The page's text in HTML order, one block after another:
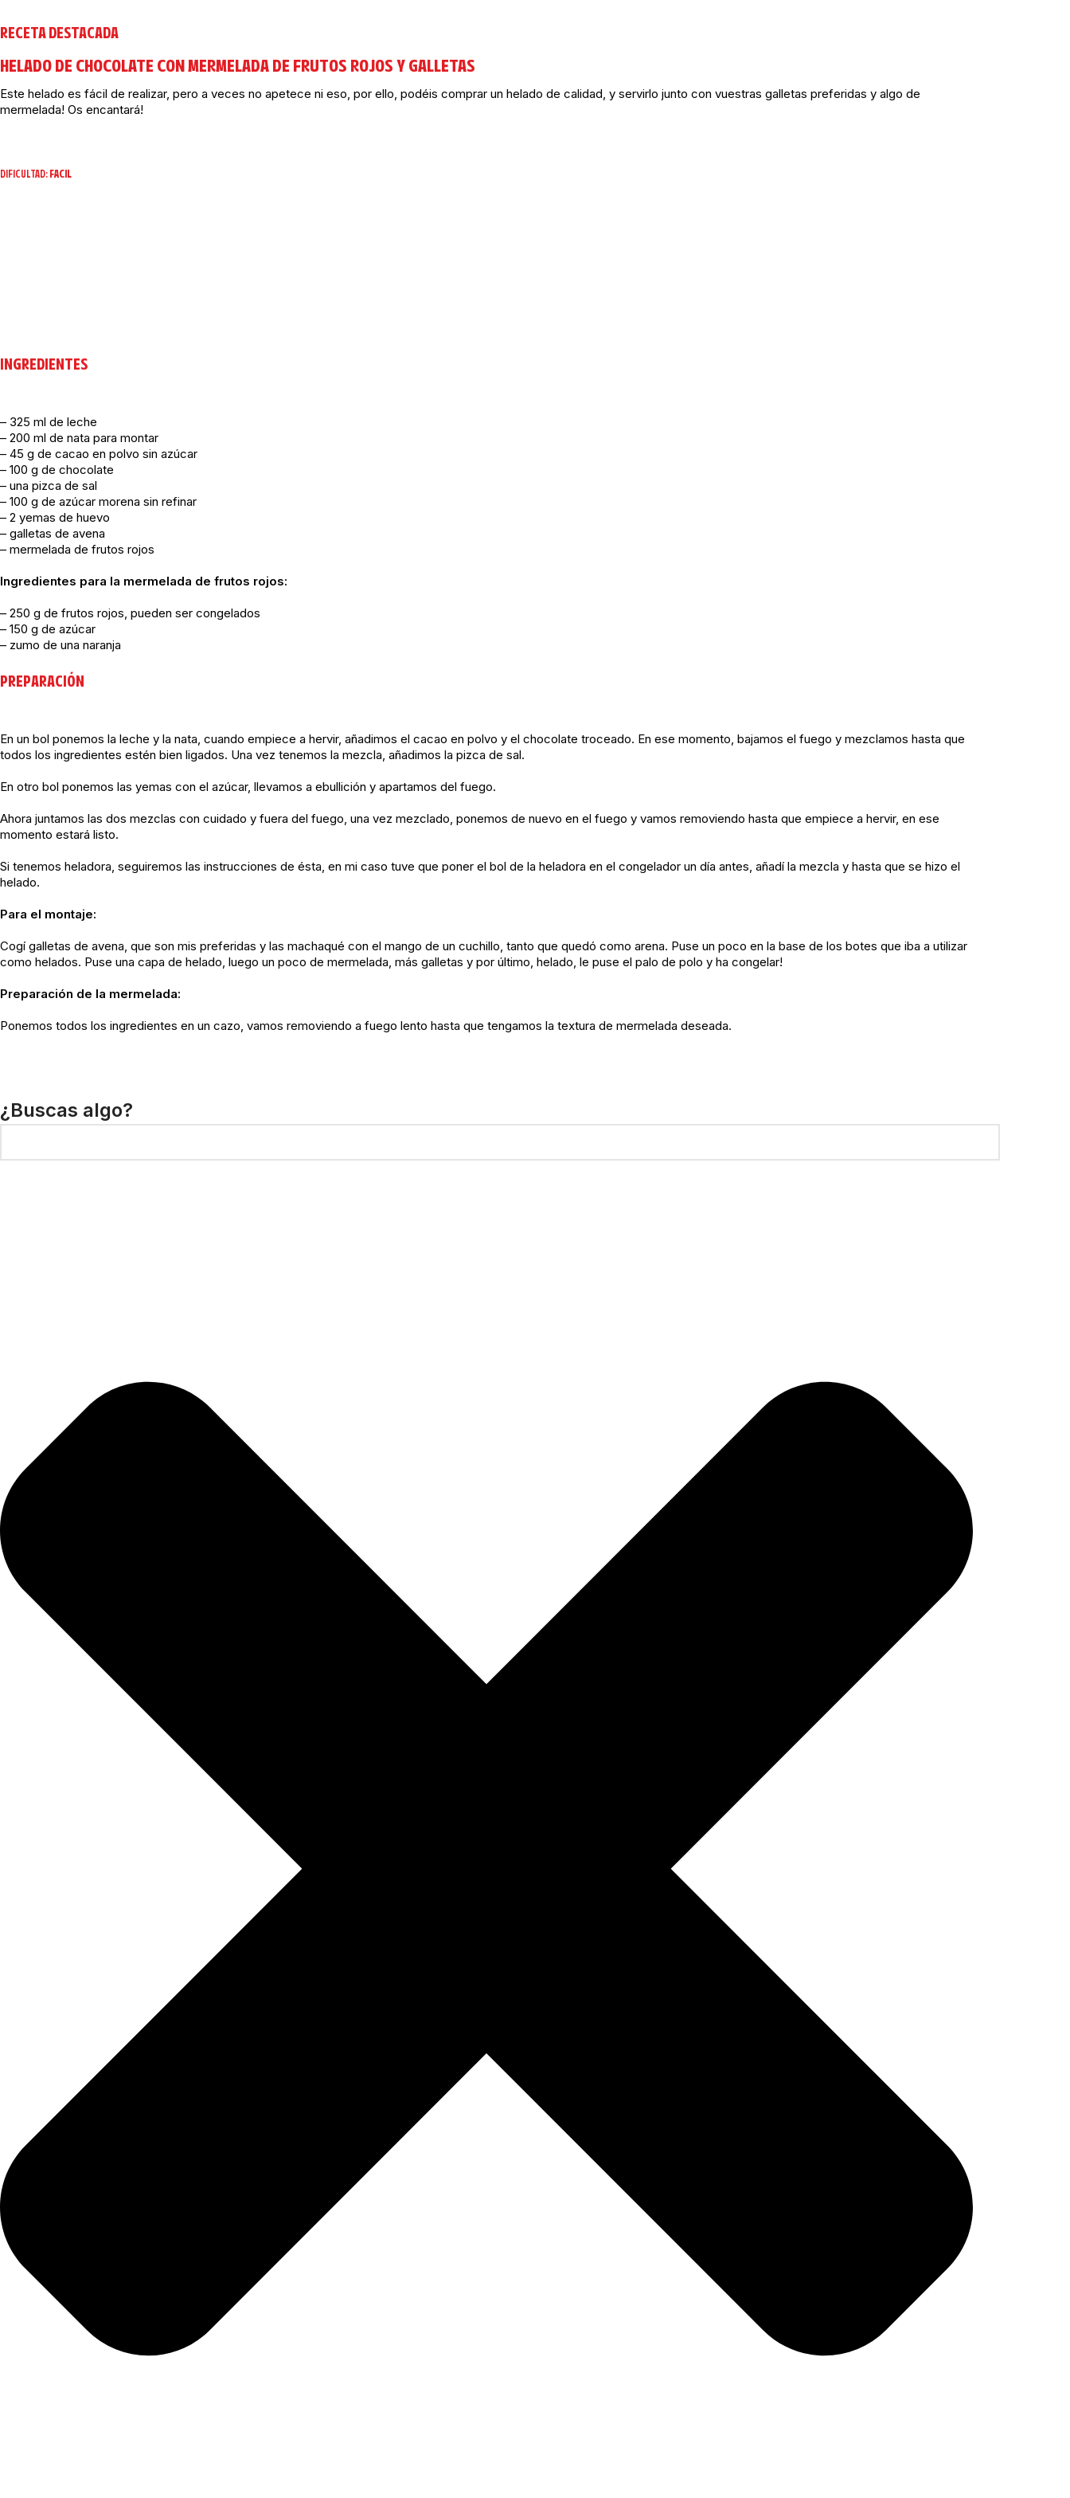
RECETA DESTACADA
HELADO DE CHOCOLATE CON MERMELADA DE FRUTOS ROJOS Y GALLETAS
Este helado es fácil de realizar, pero a veces no apetece ni eso, por ello, podéis comprar un helado de calidad, y servirlo junto con vuestras galletas preferidas y algo de
mermelada! Os encantará!
DIFICULTAD: FACIL
INGREDIENTES
– 325 ml de leche
– 200 ml de nata para montar
– 45 g de cacao en polvo sin azúcar
– 100 g de chocolate
– una pizca de sal
– 100 g de azúcar morena sin refinar
– 2 yemas de huevo
– galletas de avena
– mermelada de frutos rojos
Ingredientes para la mermelada de frutos rojos:
– 250 g de frutos rojos, pueden ser congelados
– 150 g de azúcar
– zumo de una naranja
PREPARACIÓN
En un bol ponemos la leche y la nata, cuando empiece a hervir, añadimos el cacao en polvo y el chocolate troceado. En ese momento, bajamos el fuego y mezclamos hasta que
todos los ingredientes estén bien ligados. Una vez tenemos la mezcla, añadimos la pizca de sal.
En otro bol ponemos las yemas con el azúcar, llevamos a ebullición y apartamos del fuego.
Ahora juntamos las dos mezclas con cuidado y fuera del fuego, una vez mezclado, ponemos de nuevo en el fuego y vamos removiendo hasta que empiece a hervir, en ese
momento estará listo.
Si tenemos heladora, seguiremos las instrucciones de ésta, en mi caso tuve que poner el bol de la heladora en el congelador un día antes, añadí la mezcla y hasta que se hizo el
helado.
Para el montaje:
Cogí galletas de avena, que son mis preferidas y las machaqué con el mango de un cuchillo, tanto que quedó como arena. Puse un poco en la base de los botes que iba a utilizar
como helados. Puse una capa de helado, luego un poco de mermelada, más galletas y por último, helado, le puse el palo de polo y ha congelar!
Preparación de la mermelada:
Ponemos todos los ingredientes en un cazo, vamos removiendo a fuego lento hasta que tengamos la textura de mermelada deseada.
¿Buscas algo?